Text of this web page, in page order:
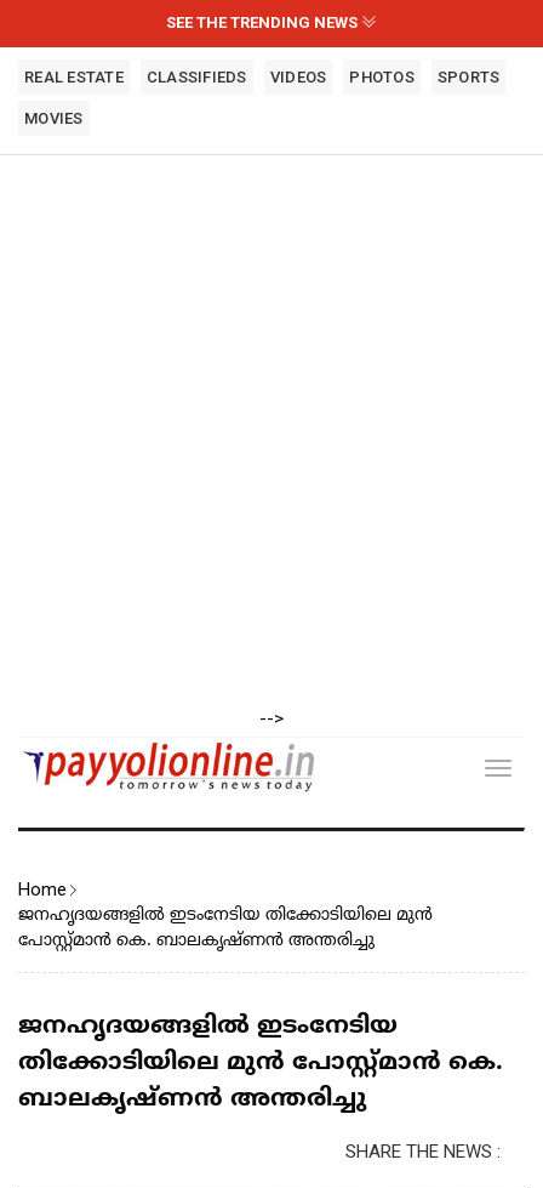
SEE THE TRENDING NEWS
REAL ESTATE CLASSIFIEDS VIDEOS PHOTOS SPORTS
MOVIES
-->
Home
ജനഹൃദയങ്ങളിൽ ഇടംനേടിയ തിക്കോടിയിലെ മുൻ
പോസ്റ്റ്മാൻ കെ. ബാലകൃഷ്ണൻ അന്തരിച്ചു
ജനഹൃദയങ്ങളിൽ ഇടംനേടിയ
തിക്കോടിയിലെ മുൻ പോസ്റ്റ്മാൻ കെ.
ബാലകൃഷ്ണൻ അന്തരിച്ചു
SHARE THE NEWS :